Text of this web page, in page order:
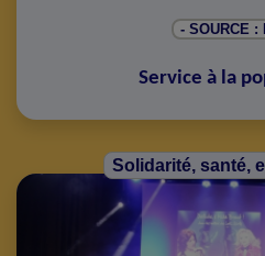
- SOURCE :
Service à la
Solidarité, santé,